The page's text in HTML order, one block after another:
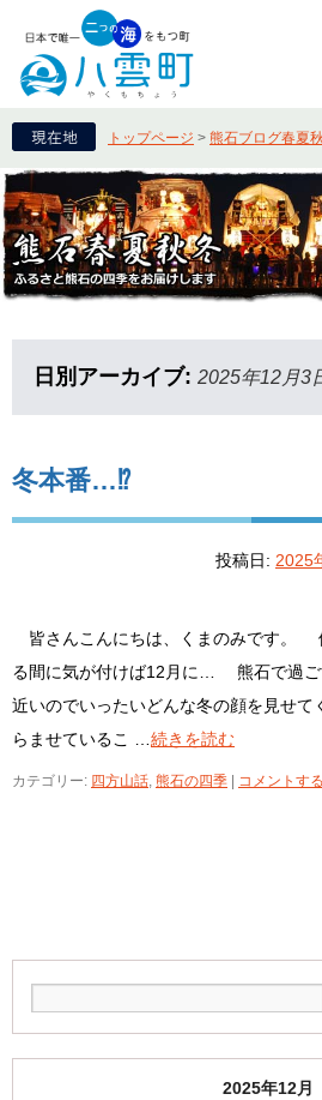
トップページ > 熊石ブログ春夏
日別アーカイブ: 2025年12月3
冬本番…⁉
投稿日: 2025
皆さんこんにちは、くまのみです。
る間に気が付けば12月に… 熊石で過ご
近いのでいったいどんな冬の顔を見せて
らませているこ … 続きを読む
カテゴリー: 四方山話, 熊石の四季 コメントする
2025年12月